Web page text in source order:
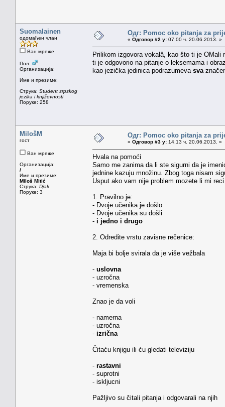
Suomalainen
одомаћен члан
Ван мреже
Пол:
Организација:
Име и презиме:
Струка: Student srpskog
jezika i književnosti
Поруке: 258
Одг: Pomoc oko pitanja za
« Одговор #2 у: 07.00 ч. 20.06.2013. »
Prilikom izgovora vokalâ, kao što ti je OMali
ti je odgovorio na pitanje o leksemama i
kao jezička jedinica podrazumeva sva
MilošM
гост
Ван мреже
Организација:
/
Име и презиме:
Miloš Mitić
Струка: Djak
Поруке: 3
Одг: Pomoc oko pitanja za
« Одговор #3 у: 14.13 ч. 20.06.2013. »
Hvala na pomoći
Samo me zanima da li ste sigurni da je
jednine kazuju množinu. Zbog toga nisam
Usput ako vam nije problem mozete li mi
1. Pravilno je:
- Dvoje učenika je došlo
- Dvoje učenika su došli
- i jedno i drugo
2. Odredite vrstu zavisne rečenice:
Maja bi bolje svirala da je više vežbala
- uslovna
- uzročna
- vremenska
Znao je da voli
- namerna
- uzročna
- izrična
Čitaću knjigu ili ću gledati televiziju
- rastavni
- suprotni
- iskljucni
Pažljivo su čitali pitanja i odgovarali na njih